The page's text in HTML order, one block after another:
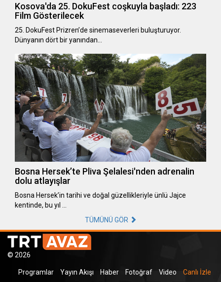
Kosova'da 25. DokuFest coşkuyla başladı: 223
Film Gösterilecek
25. DokuFest Prizren’de sinemaseverleri buluşturuyor.
Dünyanın dört bir yanından…
Bosna Hersek’te Pliva Şelalesi'nden adrenalin
dolu atlayışlar
Bosna Hersek’in tarihi ve doğal güzellikleriyle ünlü Jajce
kentinde, bu yıl …
TÜMÜNÜ GÖR
© 2026
Programlar Yayın Akışı Haber Fotoğraf Video
Canlı İzle